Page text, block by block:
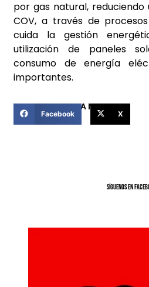
por gas natural, reduciendo
COV, a través de
cuida la gestión
utilización de paneles
consumo de energía
importantes.
COMPARTIR ESTA NOTICIA
Facebook X
SíGUENOS EN